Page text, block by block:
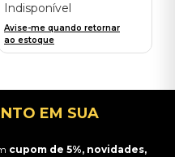
Indisponível
Avise-me quando retornar
ao estoque
EM SUA
cupom de 5%, novidades,